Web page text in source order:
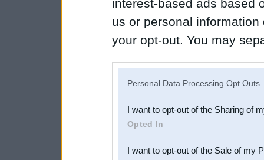
interest-based ads based
us or personal
your opt-out. You may
Downstream Participants
third parties.
Personal Data Processing Opt Outs
I want to opt-out of the Sharing of
Opted In
I want to opt-out of the Sale of my